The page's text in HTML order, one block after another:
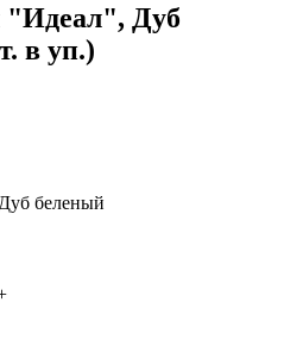
"Идеал", Дуб
в уп.)
беленый